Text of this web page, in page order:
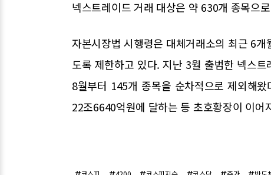
넥스트레이드 거래 대상은 약 630개 종목으
자본시장법 시행령은 대체거래소의 최근 6
도록 제한하고 있다. 지난 3월 출범한 넥스
8월부터 145개 종목을 순차적으로 제외해
22조6640억원에 달하는 등 초호황장이 이어